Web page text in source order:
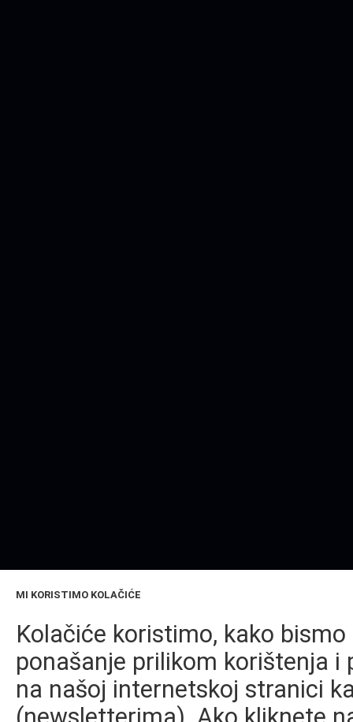
MI KORISTIMO KOLAČIĆE
Kolačiće koristimo, kako
ponašanje prilikom korištenja
na našoj internetskoj stranici